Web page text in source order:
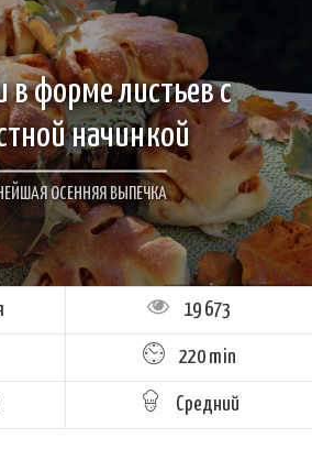
в форме листьев с
начинкой
ОСЕННЯЯ ВЫПЕЧКА
19 673
220 min
Средний